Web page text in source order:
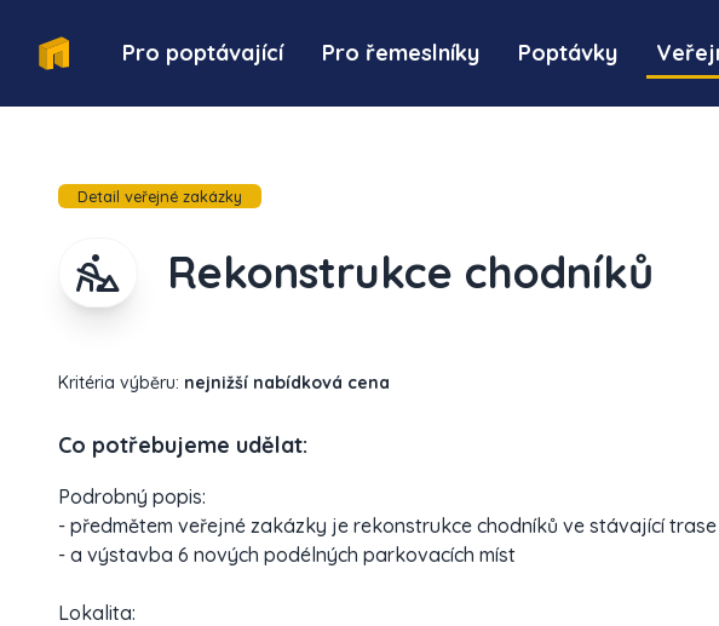
Pro poptávající Pro řemeslníky Poptávky
Detail veřejné zakázky
Rekonstrukce chodníků
Kritéria výběru: nejnižší nabídková cena
Co potřebujeme udělat:
Podrobný popis:
- předmětem veřejné zakázky je rekonstrukce chodníků ve stávající trase
- a výstavba 6 nových podélných parkovacích míst
Lokalita: